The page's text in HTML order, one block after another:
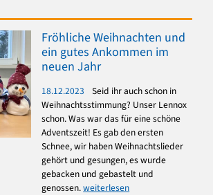
Fröhliche Weihnachten und
ein gutes Ankommen im
neuen Jahr
18.12.2023
Seid ihr auch schon in
Weihnachtsstimmung? Unser Lennox
schon. Was war das für eine schöne
Adventszeit! Es gab den ersten
Schnee, wir haben Weihnachtslieder
gehört und gesungen, es wurde
gebacken und gebastelt und
genossen.weiterlesen